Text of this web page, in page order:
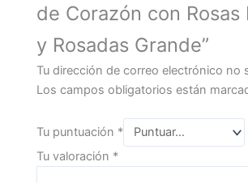
de Corazón con Rosas
y Rosadas Grande”
Tu dirección de correo electrónico no
Los campos obligatorios están
Tu puntuación *
Tu valoración *